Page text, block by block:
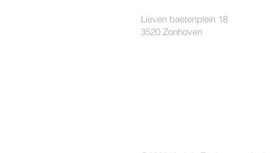
Lieven baetenplein 18
3520 Zonhoven